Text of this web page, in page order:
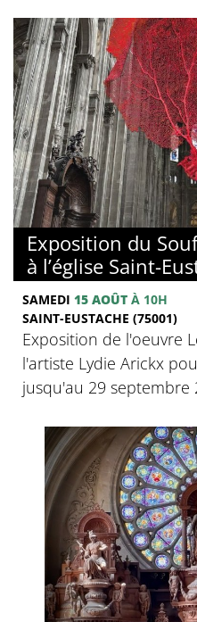
Exposition du
à l’église Saint-
SAMEDI 15 AOÛT À 10H
SAINT-EUSTACHE (75001)
Exposition de l'oeuvre
l'artiste Lydie Arickx
jusqu'au 29 septembre